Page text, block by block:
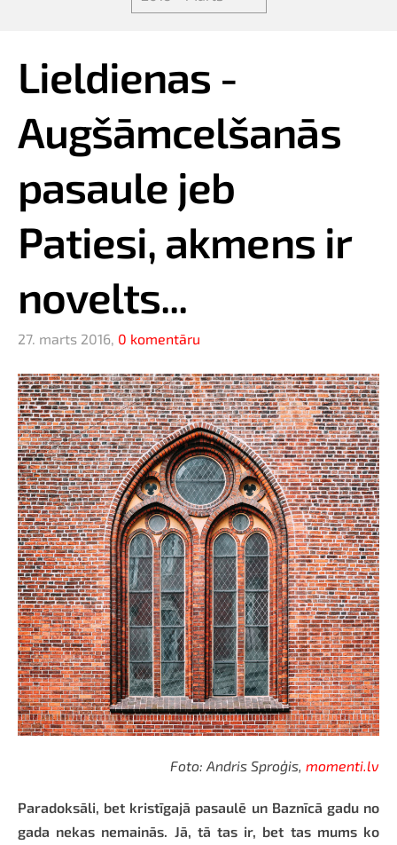
Lieldienas -
Augšāmcelšanās
pasaule jeb
Patiesi, akmens ir
novelts...
27. marts 2016, 0 komentāru
Foto: Andris Sproģis, momenti.lv
Paradoksāli, bet kristīgajā pasaulē un Baznīcā gadu no
gada nekas nemainās. Jā, tā tas ir, bet tas mums ko